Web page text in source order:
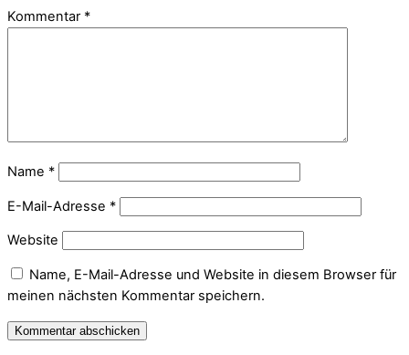
Kommentar *
Name *
E-Mail-Adresse *
Website
Name, E-Mail-Adresse und Website in diesem Browser für
meinen nächsten Kommentar speichern.